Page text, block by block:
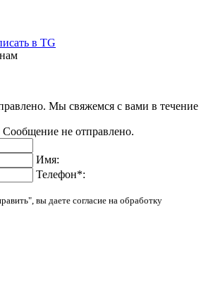
в TG
Мы свяжемся с вами в течение
не отправлено.
Имя:
Телефон*:
вы даете согласие на обработку